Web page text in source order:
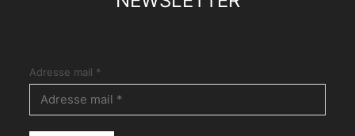
Adresse mail *